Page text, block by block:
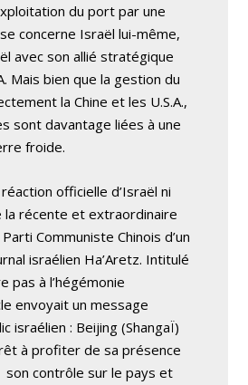
du port par une
concerne Israël lui-même,
avec son allié stratégique
Mais bien que la gestion du
la Chine et les U.S.A.,
sont davantage liées à une
froide.
officielle d’Israël ni
la récente et extraordinaire
Communiste Chinois d’un
israélien Ha’Aretz. Intitulé
pas à l’hégémonie
envoyait un message
israélien : Beijing (ShangaÏ)
à profiter de sa présence
contrôle sur le pays et